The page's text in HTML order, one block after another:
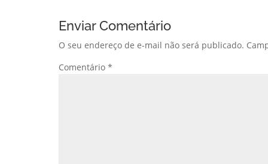
Enviar Comentário
O seu endereço de e-mail não será publicado.
Comentário *